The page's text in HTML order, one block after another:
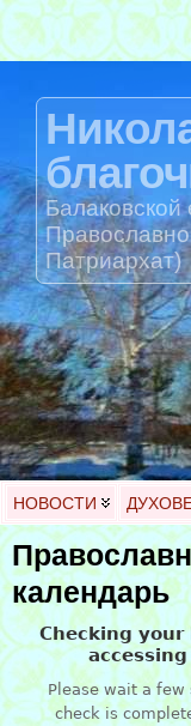
Балаковской
Патриархат)
НОВОСТИ
календарь